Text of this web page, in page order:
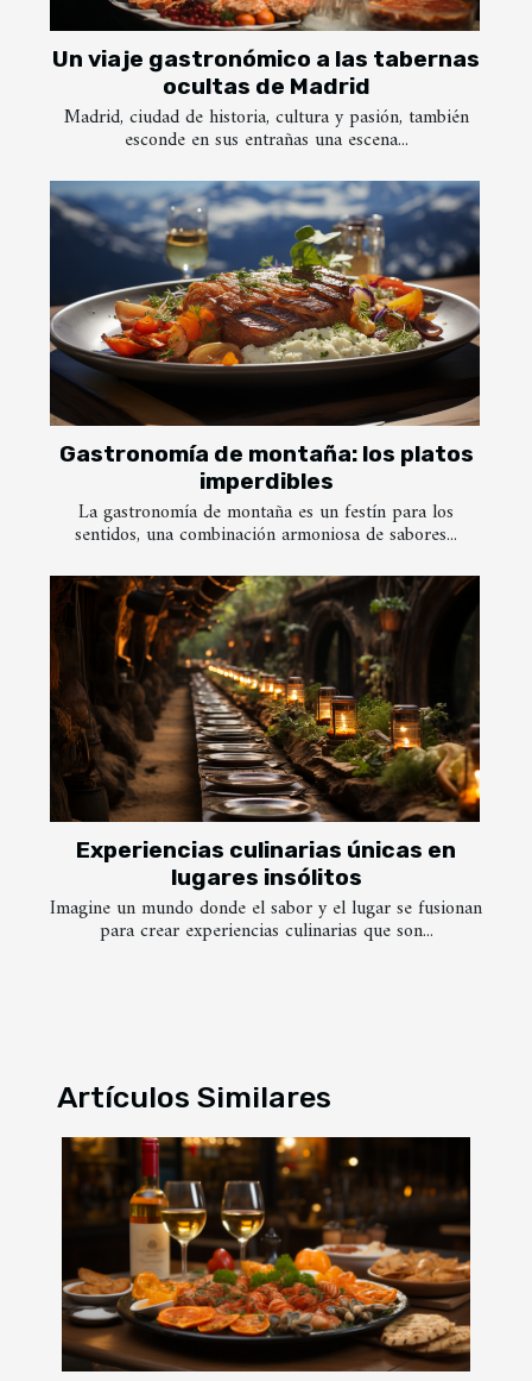
Un viaje gastronómico a las tabernas
ocultas de Madrid
Madrid, ciudad de historia, cultura y pasión, también
esconde en sus entrañas una escena...
Gastronomía de montaña: los platos
imperdibles
La gastronomía de montaña es un festín para los
sentidos, una combinación armoniosa de sabores...
Experiencias culinarias únicas en
lugares insólitos
Imagine un mundo donde el sabor y el lugar se fusionan
para crear experiencias culinarias que son...
Artículos Similares